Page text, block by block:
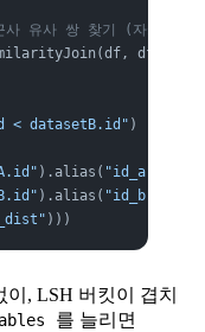
사 유사 쌍 찾기 (자카드
df,
< datasetB.id" )
).alias( "id_a"
).alias( "id_b"
)))
이, LSH 버킷이 겹치
를 늘리면